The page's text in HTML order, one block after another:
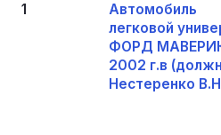
1
Автомобиль
легковой
ФОРД
2002 г.в
Нестеренко